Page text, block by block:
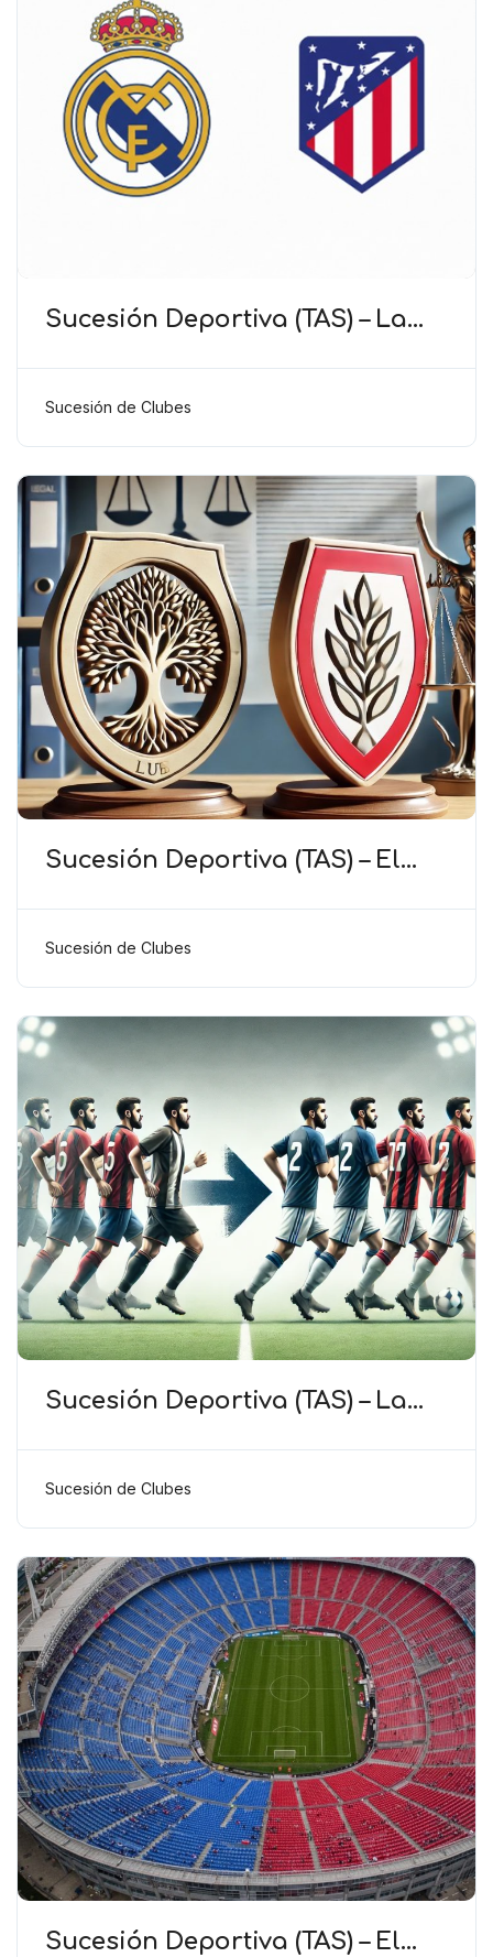
Sucesión Deportiva (TAS) – La
la ciudad no implica sucesión
deportiva
Sucesión de Clubes
Sucesión Deportiva (TAS) – El
logo no implica sucesión
deportiva
Sucesión de Clubes
Sucesión Deportiva (TAS) – La
coincidentes refuerza la
continuidad deportiva
Sucesión de Clubes
Sucesión Deportiva (TAS) – El